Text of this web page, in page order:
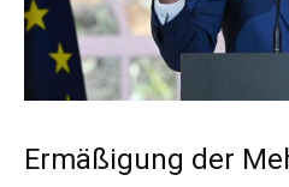
Ermäßigung der